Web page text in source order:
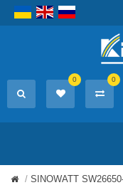
0 0
SINOWATT